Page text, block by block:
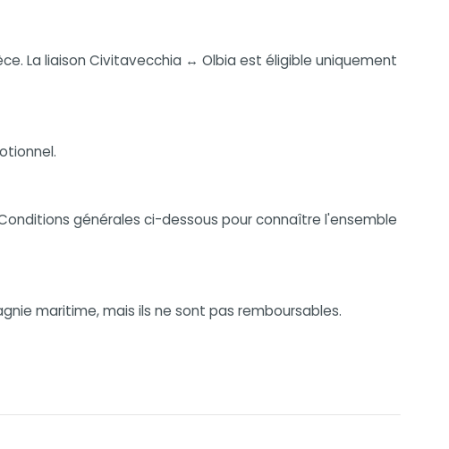
La liaison Civitavecchia ↔ Olbia est éligible uniquement
générales ci-dessous pour connaître l'ensemble
maritime, mais ils ne sont pas remboursables.